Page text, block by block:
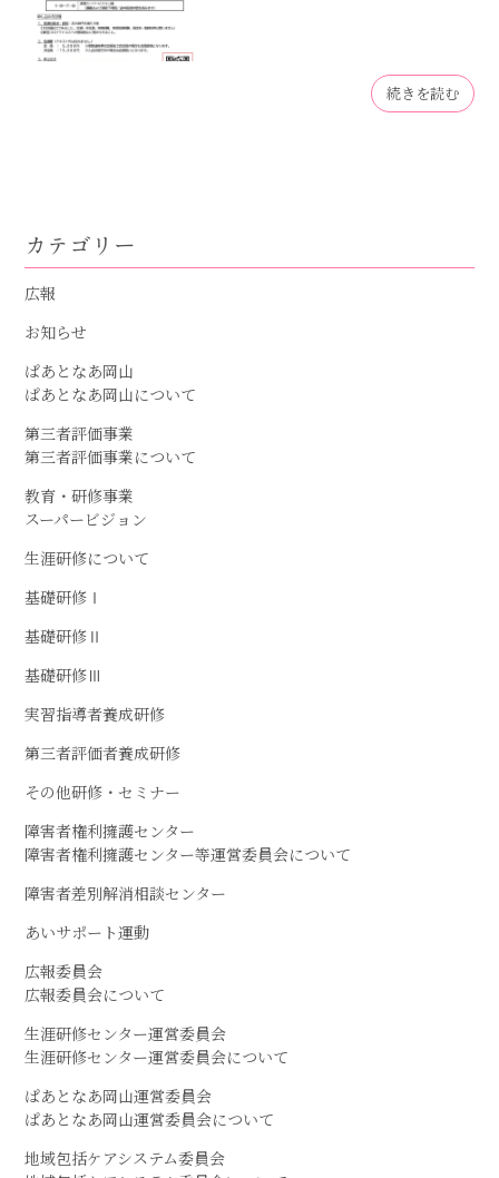
続きを読む
カテゴリー
広報
お知らせ
ぱあとなあ岡山
ぱあとなあ岡山について
第三者評価事業
第三者評価事業について
教育・研修事業
スーパービジョン
生涯研修について
基礎研修Ⅰ
基礎研修Ⅱ
基礎研修Ⅲ
実習指導者養成研修
第三者評価者養成研修
その他研修・セミナー
障害者権利擁護センター
障害者権利擁護センター等運営委員会について
障害者差別解消相談センター
あいサポート運動
広報委員会
広報委員会について
生涯研修センター運営委員会
生涯研修センター運営委員会について
ぱあとなあ岡山運営委員会
ぱあとなあ岡山運営委員会について
地域包括ケアシステム委員会